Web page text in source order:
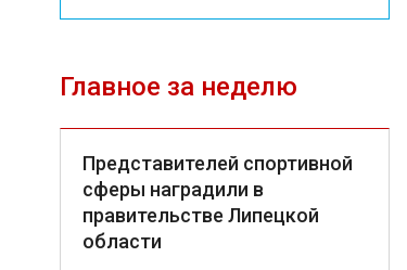
Главное за неделю
Представителей спортивной
сферы наградили в
правительстве Липецкой
области